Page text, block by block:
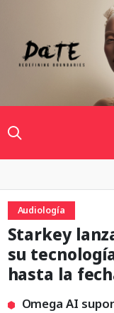
Audiología
Starkey
su
hasta la
Omega AI